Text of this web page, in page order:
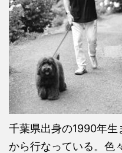
千葉県出身の1990年
から行なっている。色